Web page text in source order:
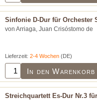
Sinfonie D-Dur für Orchester
von Arriaga, Juan Crisóstomo de
Lieferzeit: 2-4 Wochen (DE)
In den Warenkorb
Streichquartett Es-Dur Nr.3